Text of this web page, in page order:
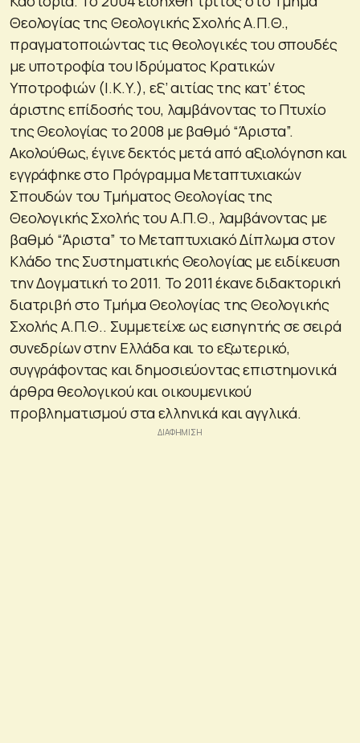
Θεολογίας της Θεολογικής Σχολής Α.Π.Θ.,
πραγματοποιώντας τις θεολογικές του σπουδές
με υποτροφία του Ιδρύματος Κρατικών
Υποτροφιών (Ι.Κ.Υ.), εξ’ αιτίας της κατ’ έτος
άριστης επίδοσής του, λαμβάνοντας το Πτυχίο
της Θεολογίας το 2008 με βαθμό “Άριστα”.
Ακολούθως, έγινε δεκτός μετά από αξιολόγηση και
εγγράφηκε στο Πρόγραμμα Μεταπτυχιακών
Σπουδών του Τμήματος Θεολογίας της
Θεολογικής Σχολής του Α.Π.Θ., λαμβάνοντας με
βαθμό “Άριστα” το Μεταπτυχιακό Δίπλωμα στον
Κλάδο της Συστηματικής Θεολογίας με ειδίκευση
την Δογματική το 2011. Το 2011 έκανε διδακτορική
διατριβή στο Τμήμα Θεολογίας της Θεολογικής
Σχολής Α.Π.Θ.. Συμμετείχε ως εισηγητής σε σειρά
συνεδρίων στην Ελλάδα και το εξωτερικό,
συγγράφοντας και δημοσιεύοντας επιστημονικά
άρθρα θεολογικού και οικουμενικού
προβληματισμού στα ελληνικά και αγγλικά.